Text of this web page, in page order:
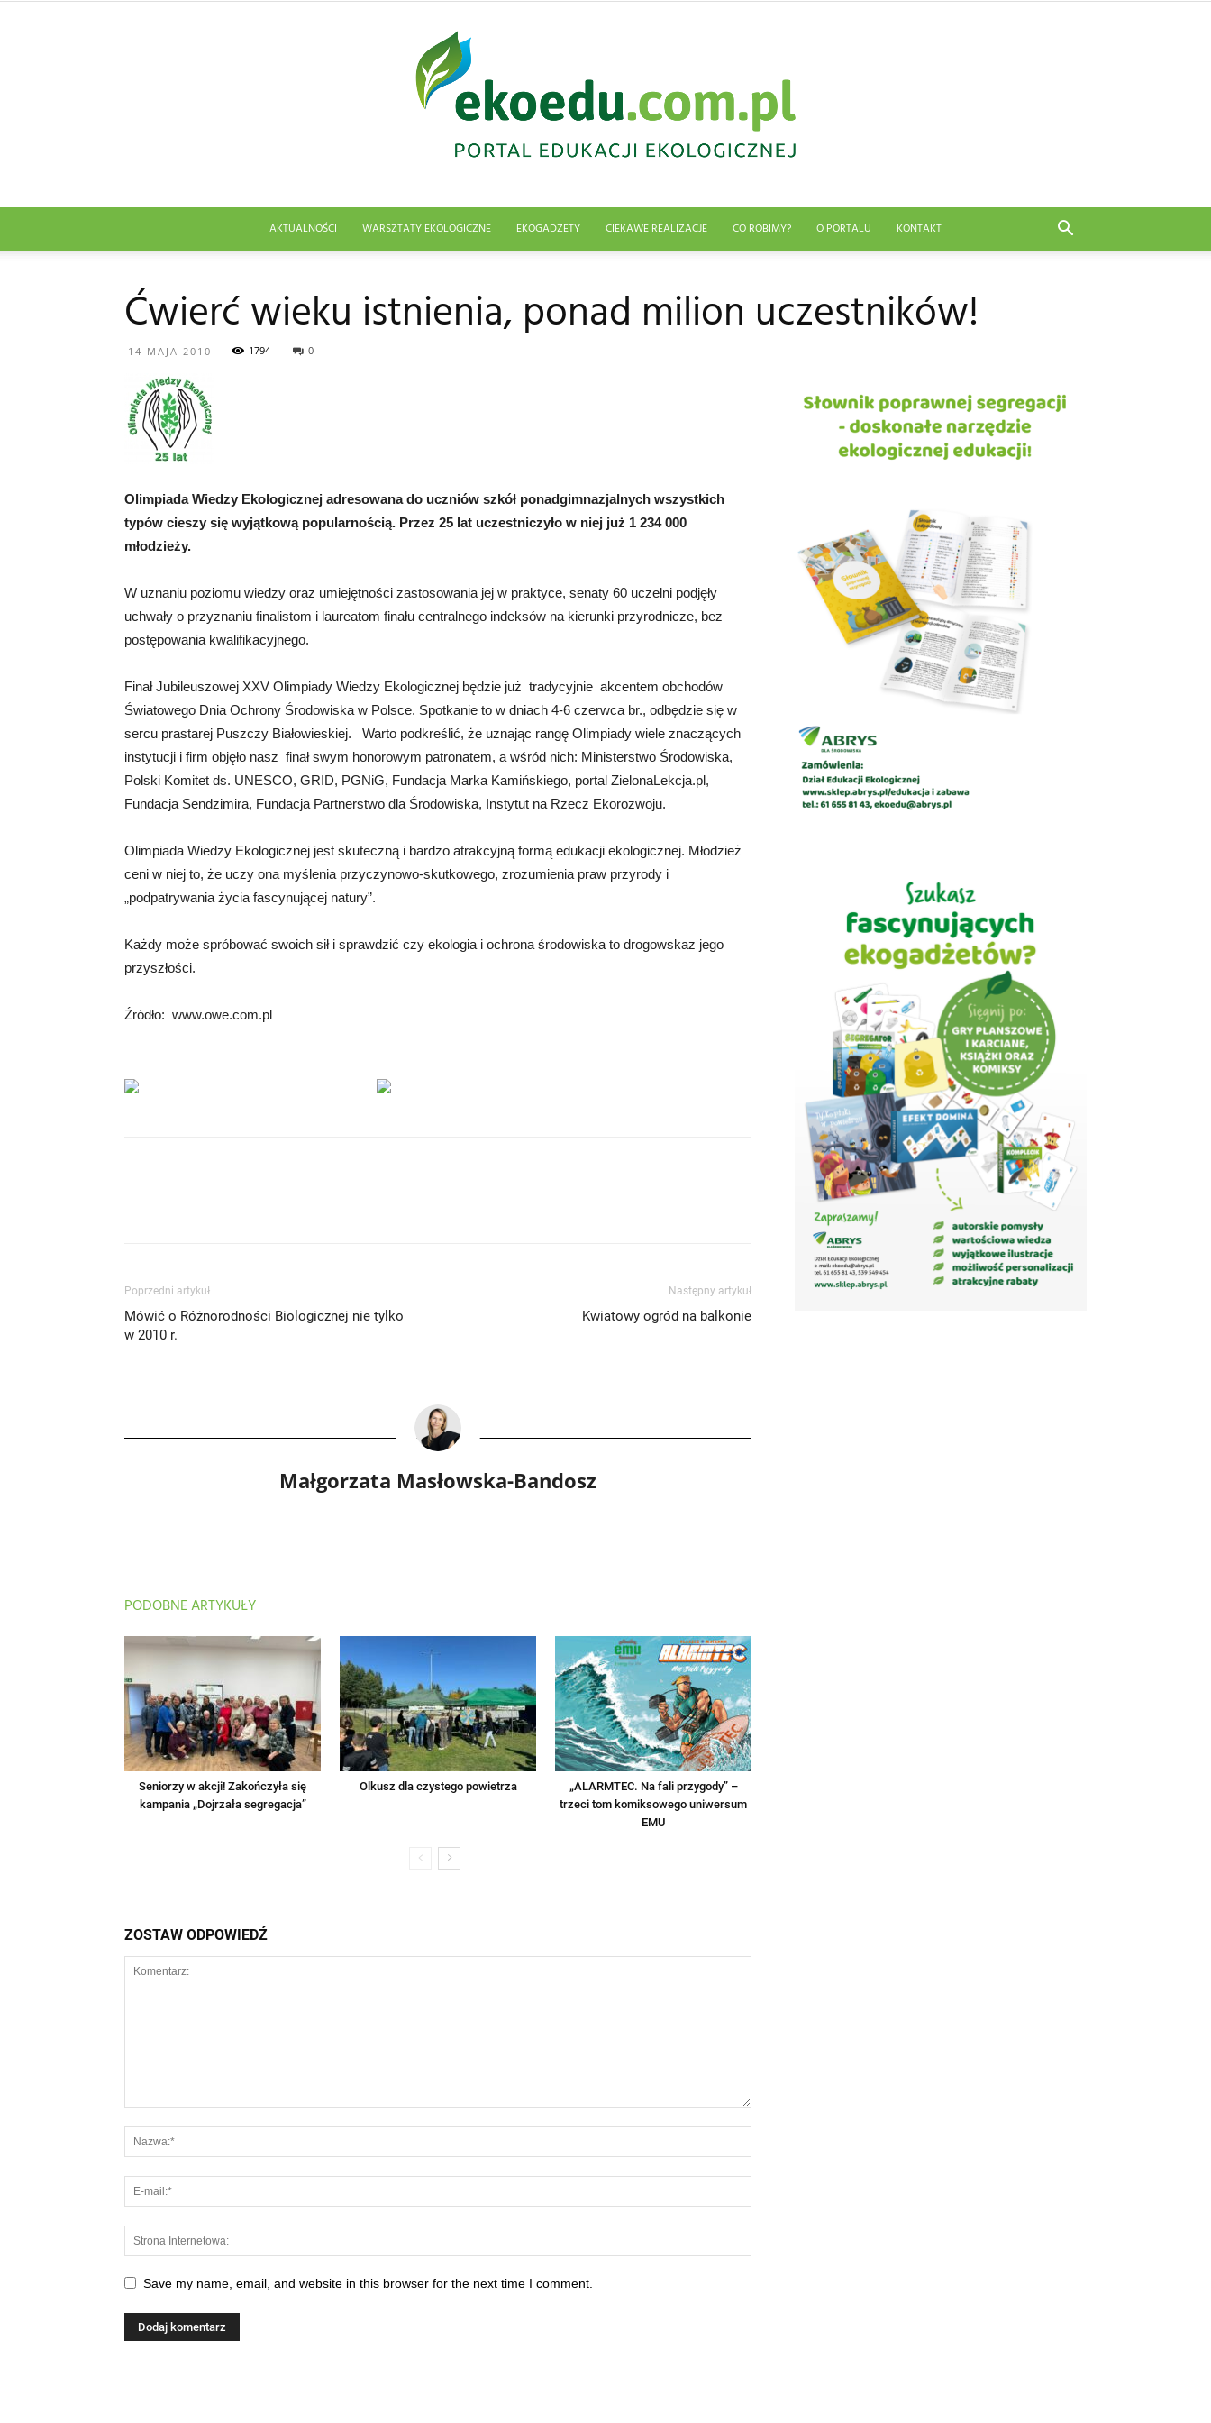
Abrys
AKTUALNOŚCI WARSZTATY EKOLOGICZNE EKOGADŻETY CIEKAWE REALIZACJE CO ROBIMY? O PORTALU KONTAKT
Ćwierć wieku istnienia, ponad milion uczestników!
14 MAJA 2010 1794 0
Olimpiada Wiedzy Ekologicznej adresowana do uczniów szkół ponadgimnazjalnych wszystkich
typów cieszy się wyjątkową popularnością. Przez 25 lat uczestniczyło w niej już 1 234 000
młodzieży.
W uznaniu poziomu wiedzy oraz umiejętności zastosowania jej w praktyce, senaty 60 uczelni podjęły
uchwały o przyznaniu finalistom i laureatom finału centralnego indeksów na kierunki przyrodnicze, bez
postępowania kwalifikacyjnego.
Finał Jubileuszowej XXV Olimpiady Wiedzy Ekologicznej będzie już tradycyjnie akcentem obchodów
Światowego Dnia Ochrony Środowiska w Polsce. Spotkanie to w dniach 4-6 czerwca br., odbędzie się w
sercu prastarej Puszczy Białowieskiej. Warto podkreślić, że uznając rangę Olimpiady wiele znaczących
instytucji i firm objęło nasz finał swym honorowym patronatem, a wśród nich: Ministerstwo Środowiska,
Polski Komitet ds. UNESCO, GRID, PGNiG, Fundacja Marka Kamińskiego, portal ZielonaLekcja.pl,
Fundacja Sendzimira, Fundacja Partnerstwo dla Środowiska, Instytut na Rzecz Ekorozwoju.
Olimpiada Wiedzy Ekologicznej jest skuteczną i bardzo atrakcyjną formą edukacji ekologicznej. Młodzież
ceni w niej to, że uczy ona myślenia przyczynowo-skutkowego, zrozumienia praw przyrody i
„podpatrywania życia fascynującej natury”.
Każdy może spróbować swoich sił i sprawdzić czy ekologia i ochrona środowiska to drogowskaz jego
przyszłości.
Źródło: www.owe.com.pl
Poprzedni artykuł
Mówić o Różnorodności Biologicznej nie tylko
w 2010 r.
Następny artykuł
Kwiatowy ogród na balkonie
Małgorzata Masłowska-Bandosz
PODOBNE ARTYKUŁY
Seniorzy w akcji! Zakończyła się
kampania „Dojrzała segregacja”
Olkusz dla czystego powietrza
„ALARMTEC. Na fali przygody” –
trzeci tom komiksowego uniwersum
EMU
ZOSTAW ODPOWIEDŹ
Save my name, email, and website in this browser for the next time I comment.